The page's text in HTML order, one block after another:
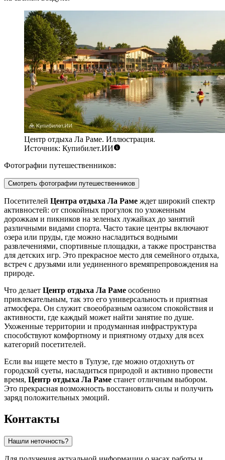
Центр отдыха Ла Раме. Иллюстрация.
Источник: Купибилет.ИИ
Фотографии путешественников:
Смотреть фотографии путешественников
Посетителей Центра отдыха Ла Раме ждет широкий спектр
активностей: от спокойных прогулок по ухоженным
дорожкам и пикников на зеленых лужайках до занятий
различными видами спорта. Часто такие центры включают
озера или пруды, где можно насладиться водными
развлечениями, спортивные площадки, а также пространства
для детских игр. Это прекрасное место для семейного отдыха,
встреч с друзьями или уединенного времяпрепровождения на
природе.
Что делает Центр отдыха Ла Раме особенно
привлекательным, так это его универсальность и приятная
атмосфера. Он служит своеобразным оазисом спокойствия и
активности, где каждый может найти занятие по душе.
Ухоженные территории и продуманная инфраструктура
способствуют комфортному и приятному отдыху для всех
категорий посетителей.
Если вы ищете место в Тулузе, где можно отдохнуть от
городской суеты, насладиться природой и активно провести
время, Центр отдыха Ла Раме станет отличным выбором.
Это прекрасная возможность восстановить силы и получить
заряд положительных эмоций.
Контакты
Нашли неточность?